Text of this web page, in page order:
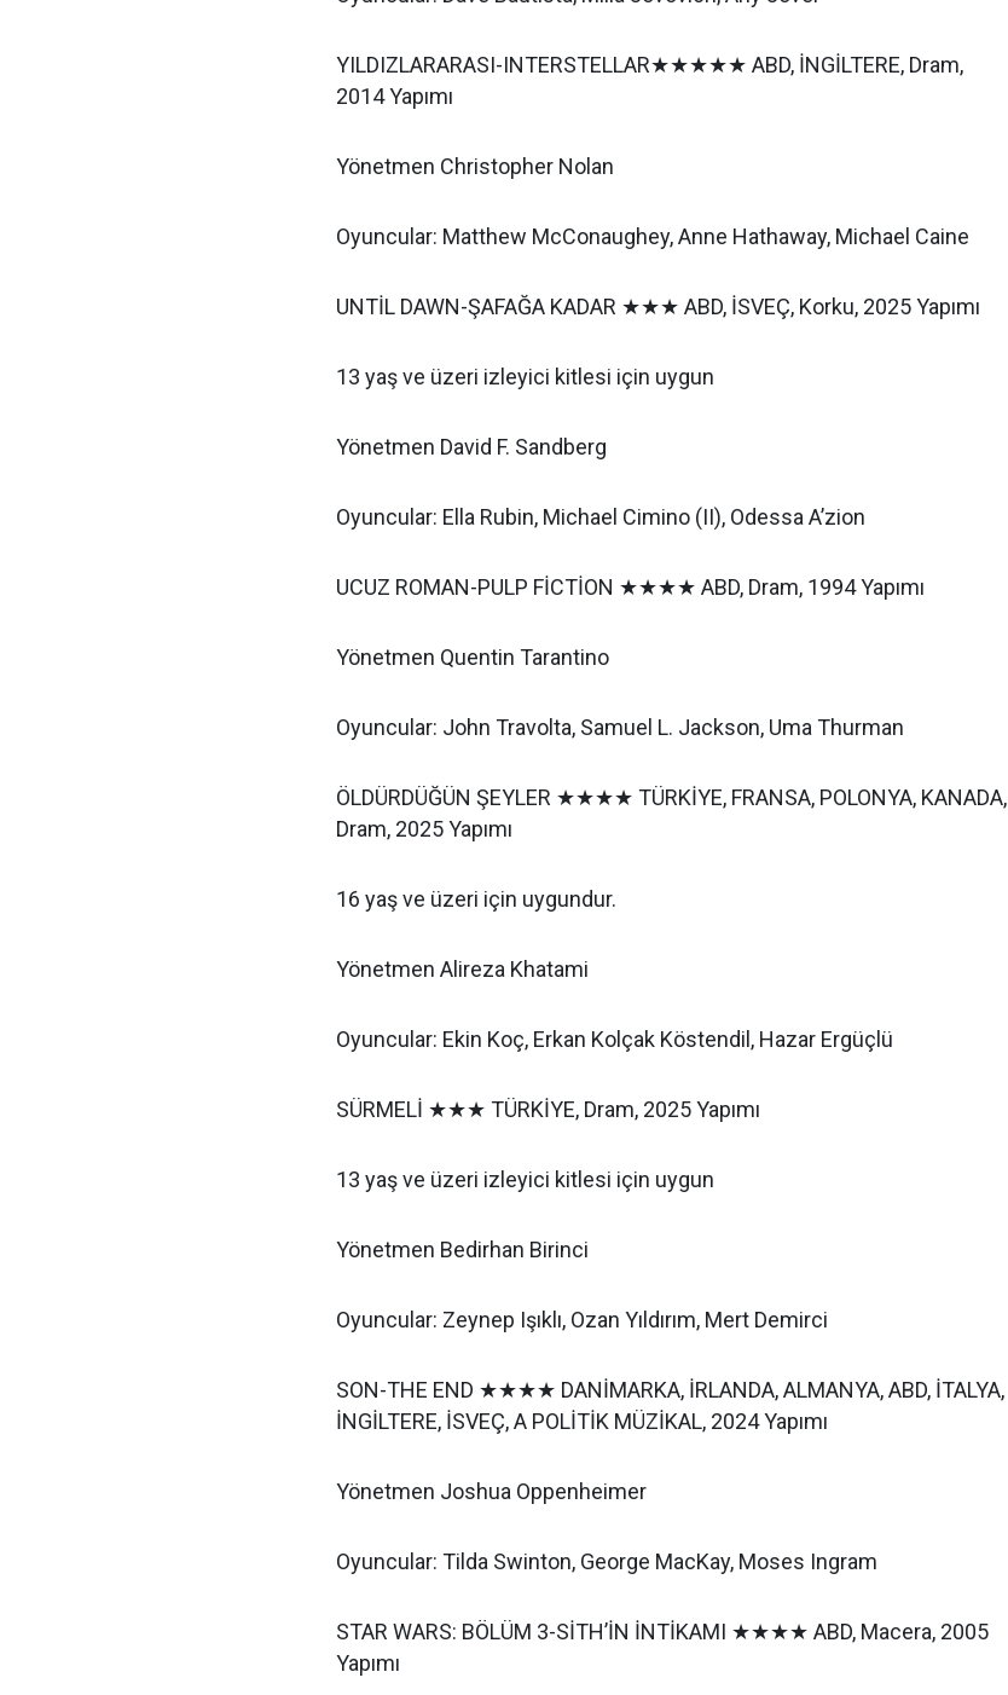
YILDIZLARARASI-INTERSTELLAR★★★★★ ABD, İNGİLTERE, Dram,
2014 Yapımı
Yönetmen Christopher Nolan
Oyuncular: Matthew McConaughey, Anne Hathaway, Michael Caine
UNTİL DAWN-ŞAFAĞA KADAR ★★★ ABD, İSVEÇ, Korku, 2025 Yapımı
13 yaş ve üzeri izleyici kitlesi için uygun
Yönetmen David F. Sandberg
Oyuncular: Ella Rubin, Michael Cimino (II), Odessa A’zion
UCUZ ROMAN-PULP FİCTİON ★★★★ ABD, Dram, 1994 Yapımı
Yönetmen Quentin Tarantino
Oyuncular: John Travolta, Samuel L. Jackson, Uma Thurman
ÖLDÜRDÜĞÜN ŞEYLER ★★★★ TÜRKİYE, FRANSA, POLONYA, KANADA,
Dram, 2025 Yapımı
16 yaş ve üzeri için uygundur.
Yönetmen Alireza Khatami
Oyuncular: Ekin Koç, Erkan Kolçak Köstendil, Hazar Ergüçlü
SÜRMELİ ★★★ TÜRKİYE, Dram, 2025 Yapımı
13 yaş ve üzeri izleyici kitlesi için uygun
Yönetmen Bedirhan Birinci
Oyuncular: Zeynep Işıklı, Ozan Yıldırım, Mert Demirci
SON-THE END ★★★★ DANİMARKA, İRLANDA, ALMANYA, ABD, İTALYA,
İNGİLTERE, İSVEÇ, A POLİTİK MÜZİKAL, 2024 Yapımı
Yönetmen Joshua Oppenheimer
Oyuncular: Tilda Swinton, George MacKay, Moses Ingram
STAR WARS: BÖLÜM 3-SİTH’İN İNTİKAMI ★★★★ ABD, Macera, 2005
Yapımı